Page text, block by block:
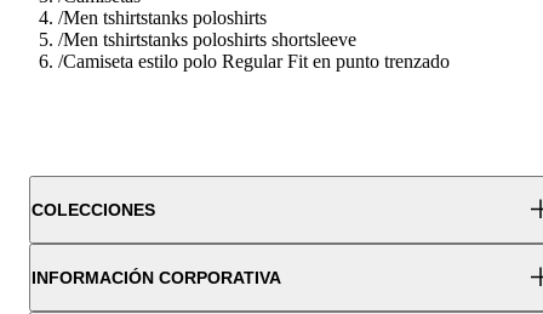
/Men tshirtstanks poloshirts
/Men tshirtstanks poloshirts shortsleeve
/Camiseta estilo polo Regular Fit en punto trenzado
COLECCIONES
INFORMACIÓN CORPORATIVA